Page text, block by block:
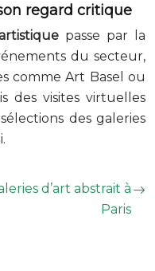
regard critique
passe par la
du secteur,
comme Art Basel ou
des visites virtuelles
des galeries
d’art abstrait à
Paris